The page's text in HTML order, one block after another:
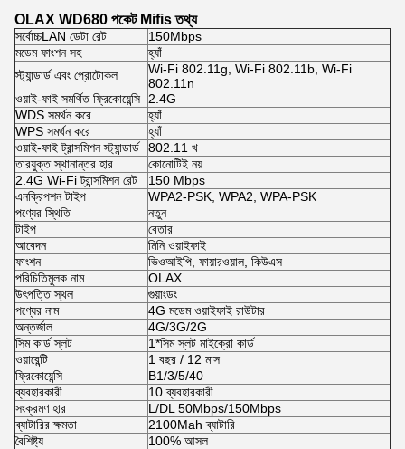
OLAX WD680 পকেট Mifis তথ্য
সর্বোচ্চLAN ডেটা রেট
150Mbps
মডেম ফাংশন সহ
হ্যাঁ
স্ট্যান্ডার্ড এবং প্রোটোকল
Wi-Fi 802.11g, Wi-Fi 802.11b, Wi-Fi
802.11n
ওয়াই-ফাই সমর্থিত ফ্রিকোয়েন্সি
2.4G
WDS সমর্থন করে
হ্যাঁ
WPS সমর্থন করে
হ্যাঁ
ওয়াই-ফাই ট্রান্সমিশন স্ট্যান্ডার্ড
802.11 খ
তারযুক্ত স্থানান্তর হার
কোনোটিই নয়
2.4G Wi-Fi ট্রান্সমিশন রেট
150 Mbps
এনক্রিপশন টাইপ
WPA2-PSK, WPA2, WPA-PSK
পণ্যের স্থিতি
নতুন
টাইপ
বেতার
আবেদন
মিনি ওয়াইফাই
ফাংশন
ভিওআইপি, ফায়ারওয়াল, কিউএস
পরিচিতিমুলক নাম
OLAX
উৎপত্তি স্থল
গুয়াংডং
পণ্যের নাম
4G মডেম ওয়াইফাই রাউটার
অন্তর্জাল
4G/3G/2G
সিম কার্ড স্লট
1*সিম স্লট মাইক্রো কার্ড
ওয়ারেন্টি
1 বছর / 12 মাস
ফ্রিকোয়েন্সি
B1/3/5/40
ব্যবহারকারী
10 ব্যবহারকারী
সংক্রমণ হার
L/DL 50Mbps/150Mbps
ব্যাটারির ক্ষমতা
2100Mah ব্যাটারি
বৈশিষ্ট্য
100% আসল